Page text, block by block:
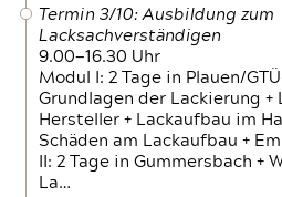
Termin 3/10: Ausbildung zum
Lacksachverständigen
9.00—16.30 Uhr
Modul I: 2 Tage in Plauen/
Grundlagen der Lackierung +
Hersteller + Lackaufbau im
Schäden am Lackaufbau +
II: 2 Tage in Gummersbach +
La…